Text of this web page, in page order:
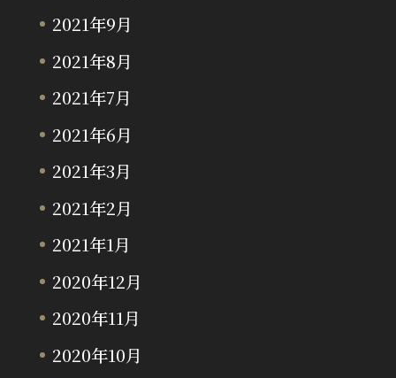
2021年9月
2021年8月
2021年7月
2021年6月
2021年3月
2021年2月
2021年1月
2020年12月
2020年11月
2020年10月